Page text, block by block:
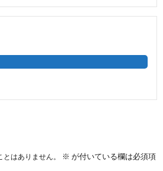
はありません。 ※ が付いている欄は必須項